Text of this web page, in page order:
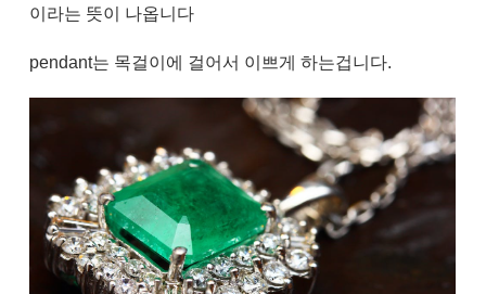
이라는 뜻이 나옵니다
pendant는 목걸이에 걸어서 이쁘게 하는겁니다.